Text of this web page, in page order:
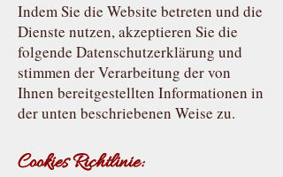
Indem Sie die Website betreten und die
Dienste nutzen, akzeptieren Sie die
folgende Datenschutzerklärung und
stimmen der Verarbeitung der von
Ihnen bereitgestellten Informationen in
der unten beschriebenen Weise zu.
Cookies Richtlinie: